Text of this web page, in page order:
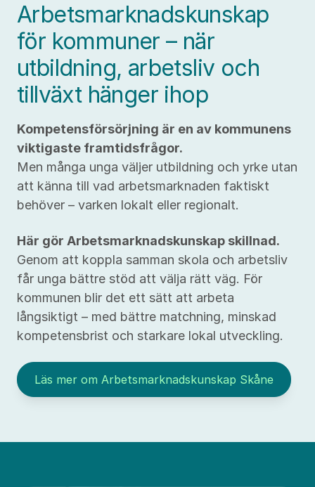
Arbetsmarknadskunskap
för kommuner – när
utbildning, arbetsliv och
tillväxt hänger ihop
Kompetensförsörjning är en av kommunens
viktigaste framtidsfrågor.
Men många unga väljer utbildning och yrke utan
att känna till vad arbetsmarknaden faktiskt
behöver – varken lokalt eller regionalt.
Här gör Arbetsmarknadskunskap skillnad.
Genom att koppla samman skola och arbetsliv
får unga bättre stöd att välja rätt väg. För
kommunen blir det ett sätt att arbeta
långsiktigt – med bättre matchning, minskad
kompetensbrist och starkare lokal utveckling.
Läs mer om Arbetsmarknadskunskap Skåne